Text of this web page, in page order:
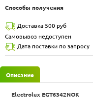
Способы получения
Доставка 500 руб
Самовывоз недоступен
Дата поставки по запросу
Описание
Electrolux EGT6342NOK